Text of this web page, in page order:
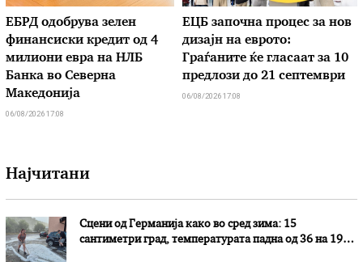
ЕБРД одобрува зелен
финансиски кредит од 4
милиони евра на НЛБ
Банка во Северна
Македонија
06/08/2026 17:08
ЕЦБ започна процес за нов
дизајн на еврото:
Граѓаните ќе гласаат за 10
предлози до 21 септември
06/08/2026 17:08
Најчитани
Сцени од Германија како во сред зима: 15
сантиметри град, температурата падна од 36 на 19